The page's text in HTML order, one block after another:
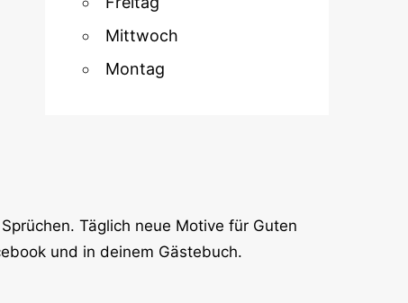
Mittwoch
Montag
Täglich neue Motive für Guten
und in deinem Gästebuch.